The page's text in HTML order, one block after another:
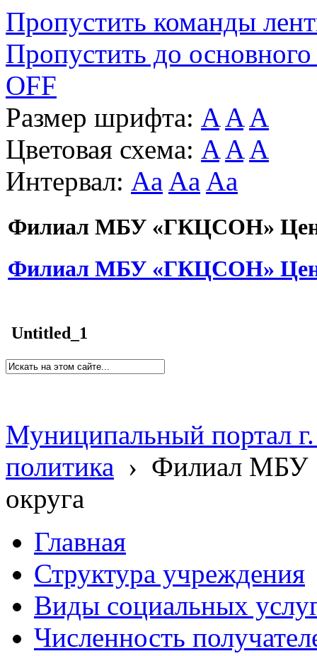
Пропустить команды
Пропустить до основного
OFF
Размер шрифта: A A A
Цветовая схема: A A A
Интервал: Aa Aa Aa
Филиал МБУ «ГКЦСОН»
Филиал МБУ «ГКЦСОН»
Untitled_1
Муниципальный портал
политика › Филиал МБУ
округа
Главная
Структура учреждения
Виды социальных
Численность